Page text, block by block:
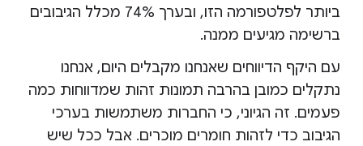
ביותר לפלטפורמה הזו, ובערך 74% מכלל הגיבובים
ברשימה מגיעים ממנה.
עם היקף הדיווחים שאנחנו מקבלים היום, אנחנו
נתקלים כמובן בהרבה תמונות זהות שמדווחות כמה
פעמים. זה הגיוני, כי החברות משתמשות בערכי
הגיבוב כדי לזהות חומרים מוכרים. אבל ככל שיש